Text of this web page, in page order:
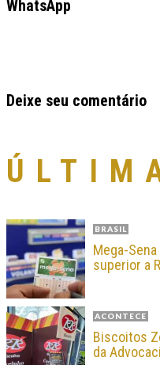
WhatsApp
Deixe seu comentário
BRASIL
Mega-
superior a
ACONTECE
Biscoitos
da